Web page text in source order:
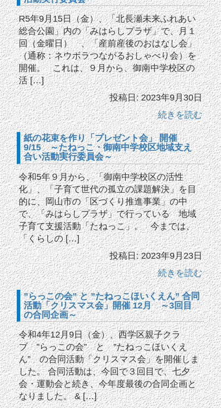
R5年9月15日（金）、「北長瀬未来ふれあい
総合公園」内の「みはらしプラザ」で、月１
回（金曜日） 、「産前産後のおはなし会」
（通称：ネウボラつながるおしゃべり会）を
開催。 これは、９月から、御南中学校区の
活 […]
投稿日: 2023年9月30日
続きを読む
紙の花束を作り「プレゼント会」 開催
9/15 ～たねっこ・御南中学校区地域支え
合い活動実行委員会～
令和5年９月から、「御南中学校区の活性
化」、「子育て世代の孤立の課題解決」を目
的に、岡山市の「区づくり推進事業」の中
で、「みはらしプラザ」で行っている 地域
子育て支援活動「たねっこ」。 今までは、
「くらしの […]
投稿日: 2023年9月23日
続きを読む
”らっこの会” と ”たねっこほいくえん” 合同
活動「クリスマス会」開催 12月 ～3回目
の合同企画～
令和4年12月9日（金）、西学区親子クラ
ブ ”らっこの会” と ”たねっこほいくえ
ん” の合同活動「クリスマス会」を開催しま
した。 合同活動は、今回で３回目で、七夕
会・運動会と続き、今年度最後の合同企画と
なりました。 & […]